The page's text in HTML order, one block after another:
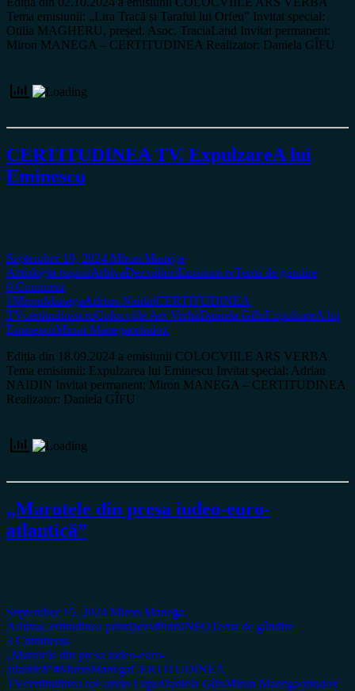
Tema emisiunii: „Lira Tracă și Taraful lui Orfeu” Invitat special:
Otilia MAGHERU, președ. Asoc. TraciaLand Invitat permanent:
Miron MANEGA – CERTITUDINEA Realizator: Daniela GÎFU
CERTITUDINEA TV. ExpulzareA lui
Eminescu
September 19, 2024 Miron Manega
Antologia rușiniiArhivaDezvăluiriEmisiuni tvTema de gândire
0 Comment
#MironManegaAdrian NaidinCERTITUDINEA
TVcertitudinea.roColocviile Ars VerbaDaniela GîfuExpulzareA lui
EminescuMiron Manegaortodox
Ediția din 18.09.2024 a emisiunii COLOCVIILE ARS VERBA
Tema emisiunii: Expulzarea lui Eminescu Invitat special: Adrian
NAIDIN Invitat permanent: Miron MANEGA – CERTITUDINEA
Realizator: Daniela GÎFU
„Marotele din presa iudeo-euro-
atlantică”
September 15, 2024 Miron Manega
ArhivaCertitudinea printDezvăluiriINFOTema de gândire
3 Comments
„Marotele din presa iudeo-euro-
atlantică”#MironManegaCERTITUDINEA
TVcertitudinea.roCorvin LupuDaniela GîfuMiron Manegaortodox